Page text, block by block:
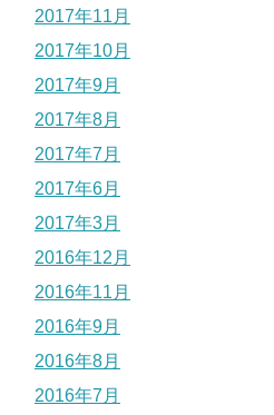
2017年11月
2017年10月
2017年9月
2017年8月
2017年7月
2017年6月
2017年3月
2016年12月
2016年11月
2016年9月
2016年8月
2016年7月